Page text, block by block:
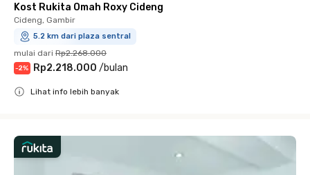
Kost Rukita Omah Roxy Cideng
Cideng, Gambir
5.2 km dari plaza sentral
mulai dari Rp2.268.000
-2% Rp2.218.000 /bulan
Lihat info lebih banyak